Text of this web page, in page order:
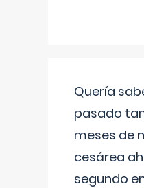
Quería
pasado
meses de
cesárea
segundo